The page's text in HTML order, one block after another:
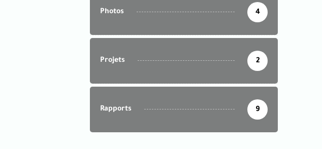
Photos 4
Projets 2
Rapports 9